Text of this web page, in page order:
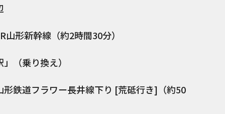
新幹線（約2時間30分）
（乗り換え）
道フラワー長井線下り [荒砥行き]（約50